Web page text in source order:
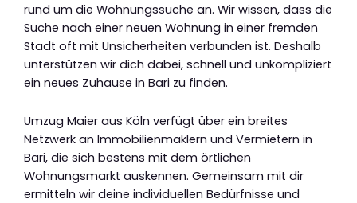
rund um die Wohnungssuche an. Wir wissen, dass die
Suche nach einer neuen Wohnung in einer fremden
Stadt oft mit Unsicherheiten verbunden ist. Deshalb
unterstützen wir dich dabei, schnell und unkompliziert
ein neues Zuhause in Bari zu finden.
Umzug Maier aus Köln verfügt über ein breites
Netzwerk an Immobilienmaklern und Vermietern in
Bari, die sich bestens mit dem örtlichen
Wohnungsmarkt auskennen. Gemeinsam mit dir
ermitteln wir deine individuellen Bedürfnisse und